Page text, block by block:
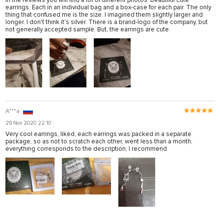
earrings. Each in an individual bag and a box-case for each pair. The only
thing that confused me is the size. I imagined them slightly larger and
longer. I don't think it's silver. There is a brand-logo of the company, but
not generally accepted sample. But, the earrings are cute.
A***a
29 Nov 2020 22:10
Very cool earrings, liked, each earrings was packed in a separate
package, so as not to scratch each other, went less than a month,
everything corresponds to the description, I recommend